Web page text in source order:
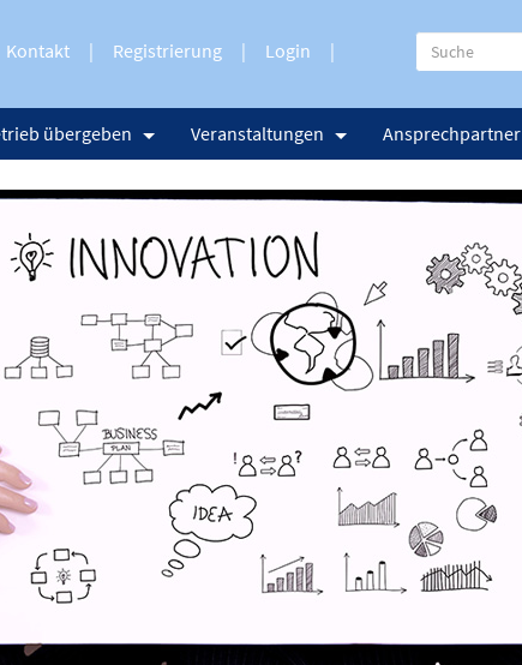
Kontakt Registrierung Login
übergeben Veranstaltungen Ansprechpartner